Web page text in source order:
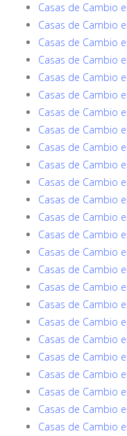
Casas de Cambio
Casas de Cambio
Casas de Cambio
Casas de Cambio
Casas de Cambio
Casas de Cambio
Casas de Cambio
Casas de Cambio
Casas de Cambio
Casas de Cambio
Casas de Cambio
Casas de Cambio
Casas de Cambio
Casas de Cambio
Casas de Cambio
Casas de Cambio
Casas de Cambio
Casas de Cambio
Casas de Cambio
Casas de Cambio
Casas de Cambio
Casas de Cambio
Casas de Cambio
Casas de Cambio
Casas de Cambio